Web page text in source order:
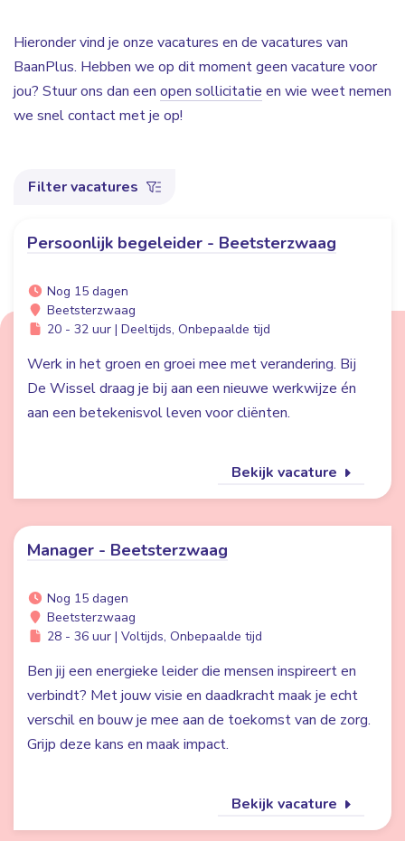
Hieronder vind je onze vacatures en de vacatures van
BaanPlus. Hebben we op dit moment geen vacature voor
jou? Stuur ons dan een open sollicitatie en wie weet nemen
we snel contact met je op!
Filter vacatures
Persoonlijk begeleider - Beetsterzwaag
Nog 15 dagen
Beetsterzwaag
20 - 32 uur | Deeltijds, Onbepaalde tijd
Werk in het groen en groei mee met verandering. Bij
De Wissel draag je bij aan een nieuwe werkwijze én
aan een betekenisvol leven voor cliënten.
Bekijk vacature
Manager - Beetsterzwaag
Nog 15 dagen
Beetsterzwaag
28 - 36 uur | Voltijds, Onbepaalde tijd
Ben jij een energieke leider die mensen inspireert en
verbindt? Met jouw visie en daadkracht maak je echt
verschil en bouw je mee aan de toekomst van de zorg.
Grijp deze kans en maak impact.
Bekijk vacature